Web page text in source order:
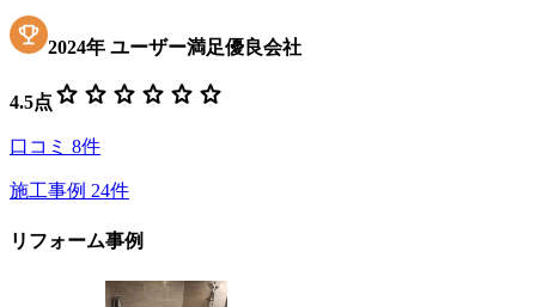
2024年 ユーザー満足優良会社
4.5点 star star star star star star
口コミ 8件
施工事例 24件
リフォーム事例